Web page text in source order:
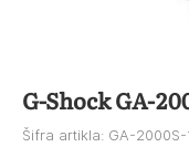
G-Shock GA-
Šifra artikla: GA-2000S-